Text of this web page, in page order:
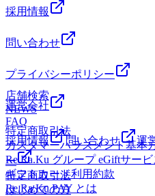
採用情報
問い合わせ
プライバシーポリシー
運営会社
特定商取引法
カスタマーハラスメント基本
Re.Ra.Ku グループ eGiftサー
ギフトカード利用約款
Re.Ra.Ku PAY とは
店舗検索
NEWS
FAQ
採用情報
問い合わせ 運
ー
特定商取引法
はじめての方